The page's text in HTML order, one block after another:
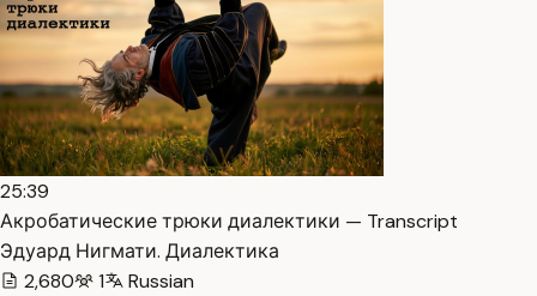
25:39
Акробатические трюки диалектики — Transcript
Эдуард Нигмати. Диалектика
2,680
1 Russian